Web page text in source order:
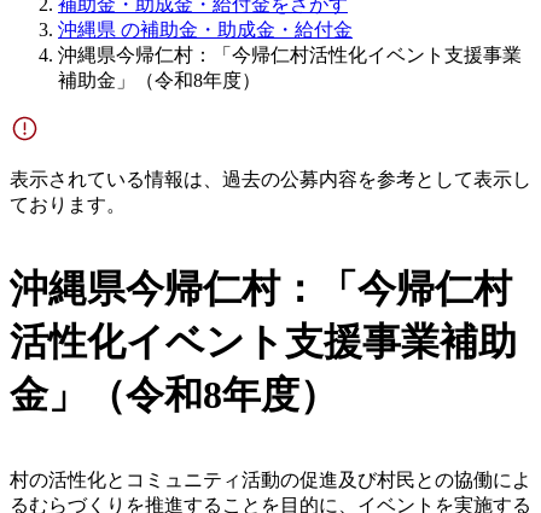
補助金・助成金・給付金をさがす
沖縄県 の補助金・助成金・給付金
沖縄県今帰仁村：「今帰仁村活性化イベント支援事業
補助金」（令和8年度）
表示されている情報は、過去の公募内容を参考として表示し
ております。
沖縄県今帰仁村：「今帰仁村
活性化イベント支援事業補助
金」（令和8年度）
村の活性化とコミュニティ活動の促進及び村民との協働によ
るむらづくりを推進することを目的に、イベントを実施する